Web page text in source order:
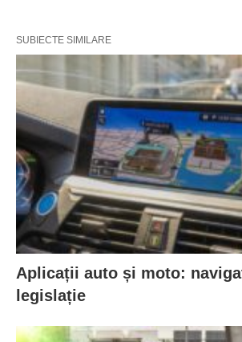
SUBIECTE SIMILARE
Aplicații auto și moto:
legislație